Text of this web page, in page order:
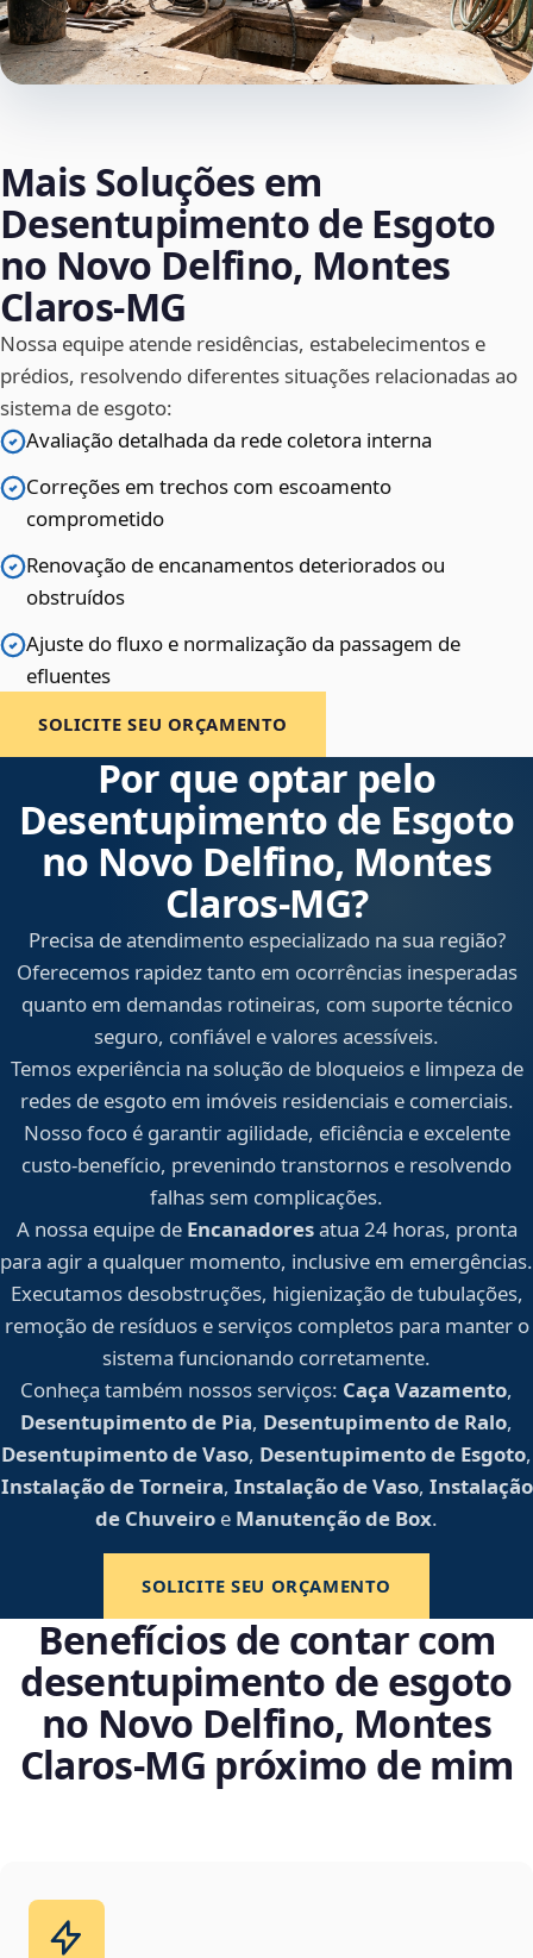
Mais Soluções em
Desentupimento de Esgoto
no Novo Delfino, Montes
Claros‑MG
Nossa equipe atende residências, estabelecimentos e
prédios, resolvendo diferentes situações relacionadas ao
sistema de esgoto:
Avaliação detalhada da rede coletora interna
Correções em trechos com escoamento
comprometido
Renovação de encanamentos deteriorados ou
obstruídos
Ajuste do fluxo e normalização da passagem de
efluentes
SOLICITE SEU ORÇAMENTO
Por que optar pelo
Desentupimento de Esgoto
no Novo Delfino, Montes
Claros‑MG?
Precisa de atendimento especializado na sua região?
Oferecemos rapidez tanto em ocorrências inesperadas
quanto em demandas rotineiras, com suporte técnico
seguro, confiável e valores acessíveis.
Temos experiência na solução de bloqueios e limpeza de
redes de esgoto em imóveis residenciais e comerciais.
Nosso foco é garantir agilidade, eficiência e excelente
custo-benefício, prevenindo transtornos e resolvendo
falhas sem complicações.
A nossa equipe de Encanadoresatua 24 horas, pronta
para agir a qualquer momento, inclusive em emergências.
Executamos desobstruções, higienização de tubulações,
remoção de resíduos e serviços completos para manter o
sistema funcionando corretamente.
Conheça também nossos serviços: Caça Vazamento,
Desentupimento de Pia, Desentupimento de Ralo,
Desentupimento de Vaso, Desentupimento de Esgoto,
Instalação de Torneira, Instalação de Vaso, Instalação
de Chuveiro e Manutenção de Box.
SOLICITE SEU ORÇAMENTO
Benefícios de contar com
desentupimento de esgoto
no Novo Delfino, Montes
Claros‑MG próximo de mim